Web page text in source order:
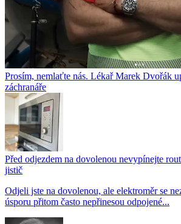
Prosím, nemlaťte nás. Lékař Marek Dvořák
záchranáře
Před odjezdem na dovolenou nevypínejte
jistič
Odjeli jste na dovolenou, ale elektroměr se
úsporu přitom často nepřinesou odpojené...